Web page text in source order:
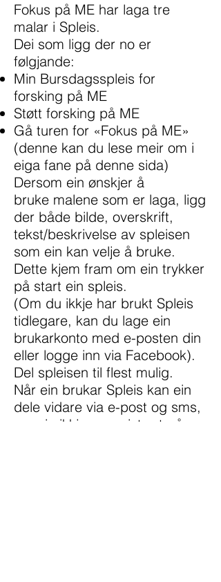
Fokus på ME har laga tre
malar i Spleis.
Dei som ligg der no er
følgjande:
Min Bursdagsspleis for
forsking på ME
Støtt forsking på ME
Gå turen for «Fokus på ME»
(denne kan du lese meir om i
eiga fane på denne sida)
Dersom ein ønskjer å
bruke malene som er laga, ligg
der både bilde, overskrift,
tekst/beskrivelse av spleisen
som ein kan velje å bruke.
Dette kjem fram om ein trykker
på start ein spleis.
(Om du ikkje har brukt Spleis
tidlegare, kan du lage ein
brukarkonto med e-posten din
eller logge inn via Facebook).
Del spleisen til flest mulig.
Når ein brukar Spleis kan ein
dele vidare via e-post og sms,
om ein ikkje er registrert på